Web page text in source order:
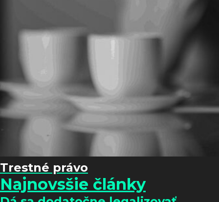
Trestné právo
Najnovsšie články